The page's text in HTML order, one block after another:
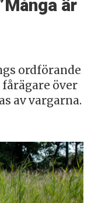
är
ordförande
över
av vargarna.